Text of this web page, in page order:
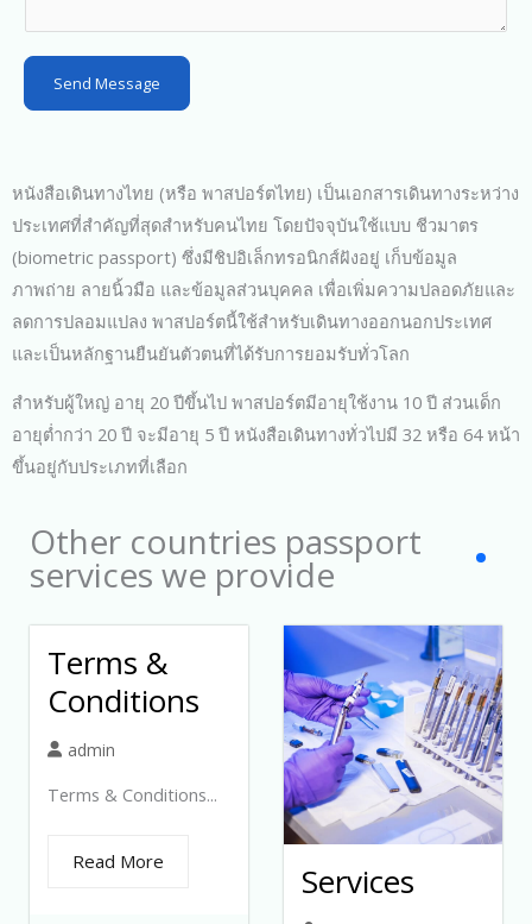
e
s
+Send Message
หนังสือเดินทางไทย (หรือ พาสปอร์ตไทย) เป็นเอกสารเดินทางระหว่าง
ประเทศที่สำคัญที่สุดสำหรับคนไทย โดยปัจจุบันใช้แบบ ชีวมาตร
(biometric passport) ซึ่งมีชิปอิเล็กทรอนิกส์ฝังอยู่ เก็บข้อมูล
ภาพถ่าย ลายนิ้วมือ และข้อมูลส่วนบุคคล เพื่อเพิ่มความปลอดภัยและ
ลดการปลอมแปลง พาสปอร์ตนี้ใช้สำหรับเดินทางออกนอกประเทศ
และเป็นหลักฐานยืนยันตัวตนที่ได้รับการยอมรับทั่วโลก
สำหรับผู้ใหญ่ อายุ 20 ปีขึ้นไป พาสปอร์ตมีอายุใช้งาน 10 ปี ส่วนเด็ก
อายุต่ำกว่า 20 ปี จะมีอายุ 5 ปี หนังสือเดินทางทั่วไปมี 32 หรือ 64 หน้า
ขึ้นอยู่กับประเภทที่เลือก
Other countries passport
services we provide
Terms &
Conditions
admin
Terms & Conditions...
Read More Services